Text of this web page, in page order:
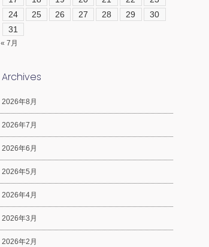
24
25 26 27 28 29
30
31
« 7月
Archives
2026年8月
2026年7月
2026年6月
2026年5月
2026年4月
2026年3月
2026年2月